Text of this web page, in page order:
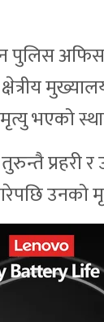
पुलिस
क्षेत्रीय
भएको
प्रहरी र
उनको